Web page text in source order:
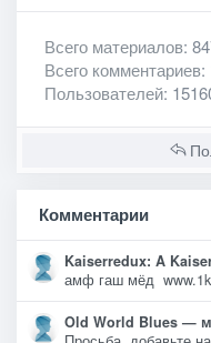
Всего материалов:
Всего комментариев:
Пользователей:
Комментарии
Kaiserredux: A
амф гаш мёд
Old World Blues —